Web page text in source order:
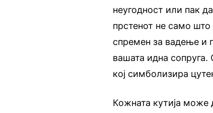
неугодност или пак
прстенот не само што
спремен за вадење и
вашата идна
кој симболизира
Кожната кутија може